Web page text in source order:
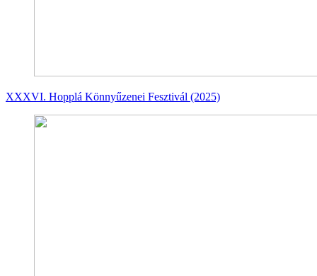
XXXVI. Hopplá Könnyűzenei Fesztivál (2025)